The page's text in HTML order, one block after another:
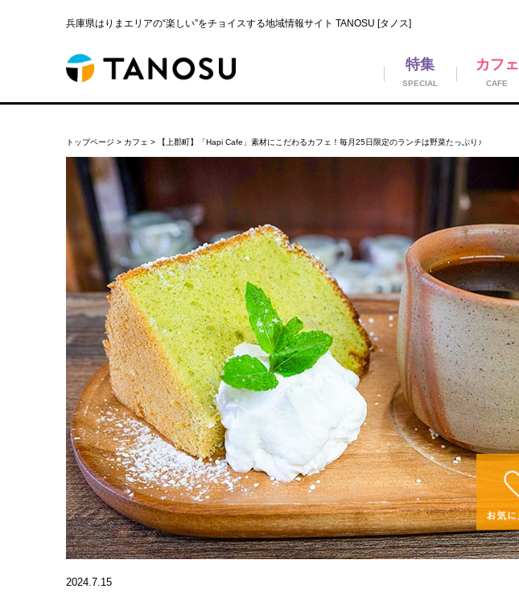
兵庫県はりまエリアの“楽しい”をチョイスする地域情報サイト TANOSU [タノス]
カフェ
CAFE
特集
SPECIAL
トップページ > カフェ > 【上郡町】「Hapi Cafe」素材にこだわるカフェ！毎月25日限定のランチは野菜たっぷり♪
2024.7.15